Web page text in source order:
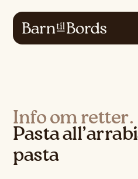
Info om retter.
Pasta
pasta